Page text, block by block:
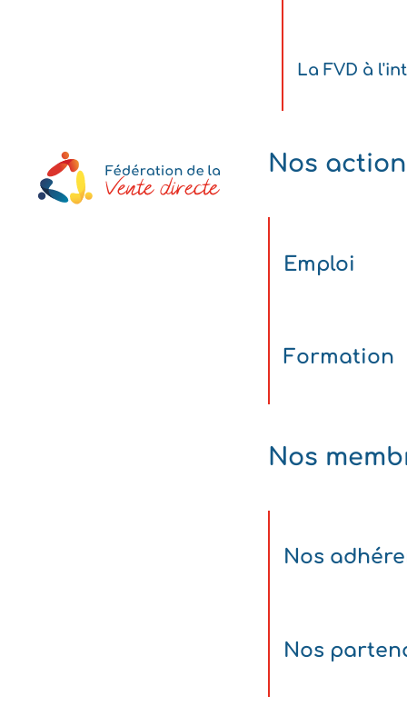
La FVD à
Nos
Emploi
Formation
Nos
Nos
Nos